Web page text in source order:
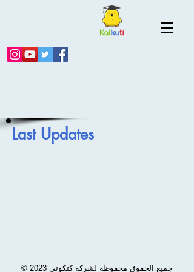
Last Updates
© 2023 جميع الحقوق محفوظة لشركة كتكوتي